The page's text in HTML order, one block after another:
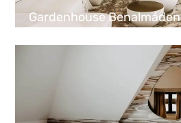
Gardenhouse